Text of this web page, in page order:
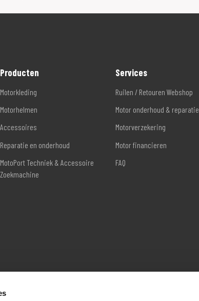
Producten
Motorkleding
Motorhelmen
Accessoires
Reparatie en onderhoud
MotoPort Techniek & Accessoire
Zoekmachine
Services
Ruilen / Retouren Webshop
Motor onderhoud & reparatie
Motorverzekering
Motor financieren
FAQ